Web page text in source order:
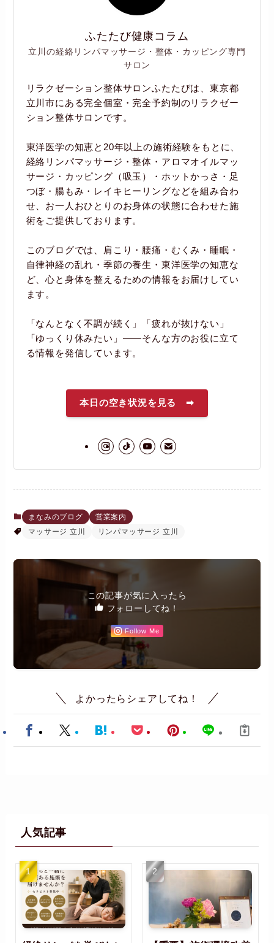
ふたたび健康コラム
立川の経絡リンパマッサージ・整体・カッピング専門
サロン
リラクゼーション整体サロンふたたびは、東京都
立川市にある完全個室・完全予約制のリラクゼー
ション整体サロンです。
東洋医学の知恵と20年以上の施術経験をもとに、
経絡リンパマッサージ・整体・アロマオイルマッ
サージ・カッピング（吸玉）・ホットかっさ・足
つぼ・腸もみ・レイキヒーリングなどを組み合わ
せ、お一人おひとりのお身体の状態に合わせた施
術をご提供しております。
このブログでは、肩こり・腰痛・むくみ・睡眠・
自律神経の乱れ・季節の養生・東洋医学の知恵な
ど、心と身体を整えるための情報をお届けしてい
ます。
「なんとなく不調が続く」「疲れが抜けない」
「ゆっくり休みたい」――そんな方のお役に立て
る情報を発信しています。
本日の空き状況を見る ➡
まなみのブログ
営業案内
マッサージ 立川
リンパマッサージ 立川
この記事が気に入ったら
フォローしてね！
Follow Me
よかったらシェアしてね！
人気記事